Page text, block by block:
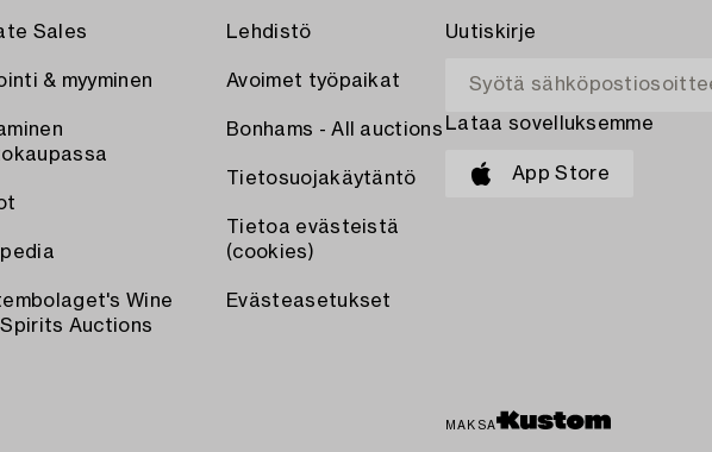
Sales
& myyminen
Wine
Auctions
Lehdistö
Avoimet työpaikat
Bonhams - All auctions
Tietosuojakäytäntö
Tietoa evästeistä
(cookies)
Evästeasetukset
Uutiskirje
Lataa sovelluksemme
App Store
MAKSA